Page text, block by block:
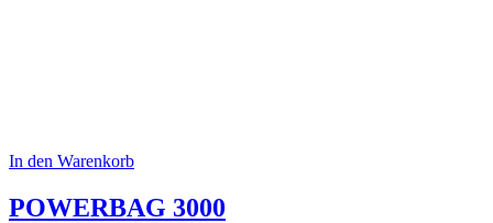
In den Warenkorb
POWERBAG 3000